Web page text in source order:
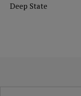
Deep State